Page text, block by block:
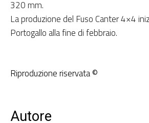
320 mm.
La produzione del Fuso Canter 4×4
Portogallo alla fine di febbraio.
Riproduzione riservata ©
Autore